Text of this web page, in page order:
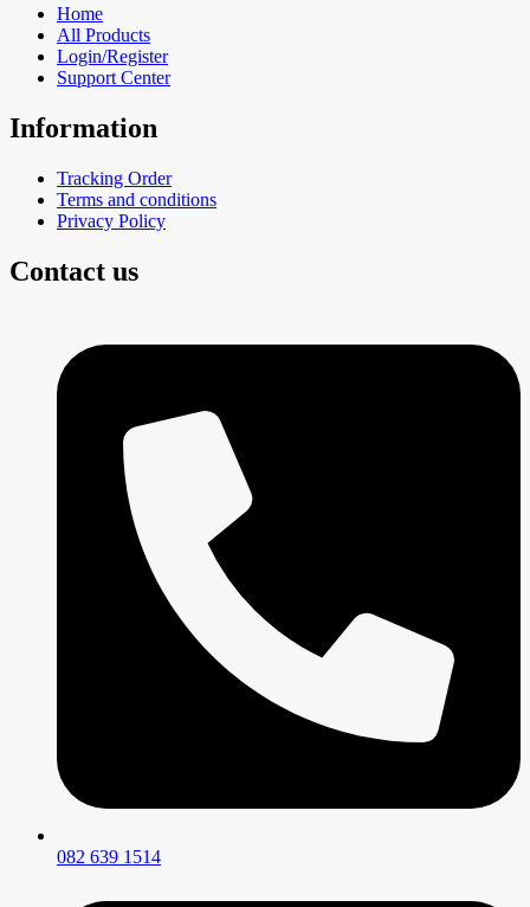
Home
All Products
Login/Register
Support Center
Information
Tracking Order
Terms and conditions
Privacy Policy
Contact us
082 639 1514